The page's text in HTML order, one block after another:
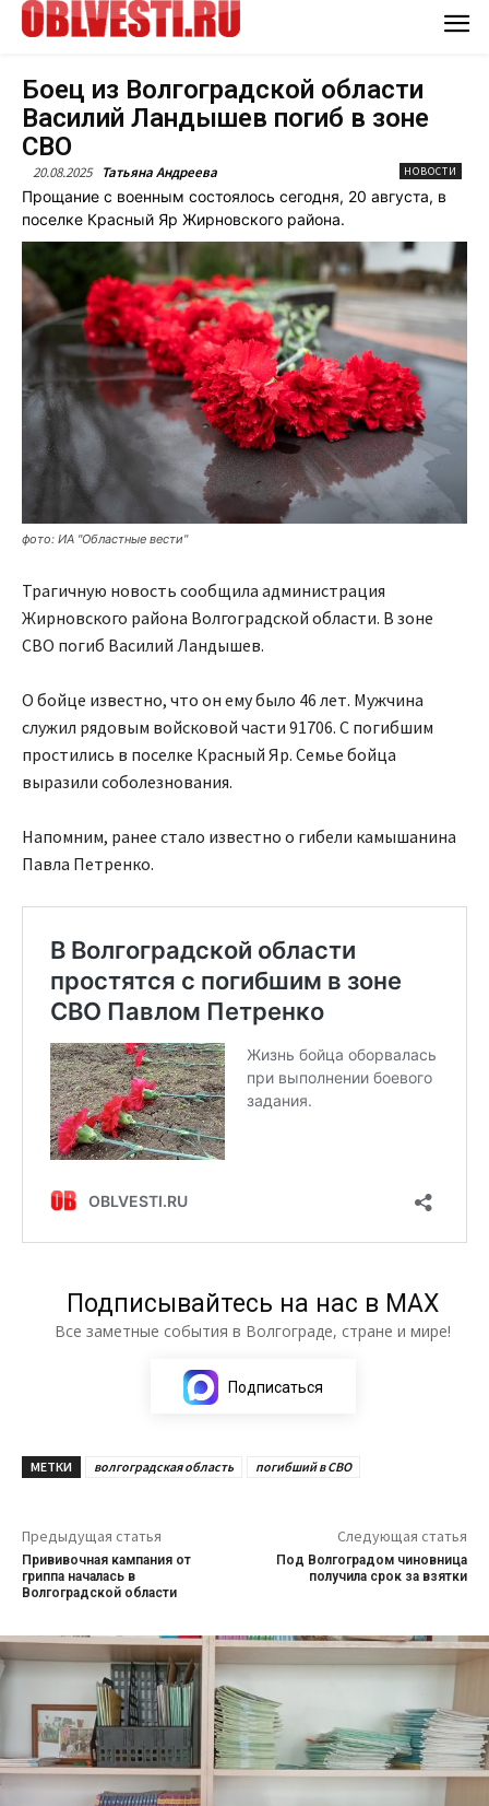
Боец из Волгоградской области
Василий Ландышев погиб в зоне
СВО
20.08.2025 Татьяна Андреева НОВОСТИ
Прощание с военным состоялось сегодня, 20 августа, в
поселке Красный Яр Жирновского района.
фото: ИА "Областные вести"
Трагичную новость сообщила администрация
Жирновского района Волгоградской области. В зоне
СВО погиб Василий Ландышев.
О бойце известно, что он ему было 46 лет. Мужчина
служил рядовым войсковой части 91706. С погибшим
простились в поселке Красный Яр. Семье бойца
выразили соболезнования.
Напомним, ранее стало известно о гибели камышанина
Павла Петренко.
Подписывайтесь на нас в МАХ
Все заметные события в Волгограде, стране и мире!
Подписаться
МЕТКИ волгоградская область погибший в СВО
Предыдущая статья
Прививочная кампания от
гриппа началась в
Волгоградской области
Следующая статья
Под Волгоградом чиновница
получила срок за взятки